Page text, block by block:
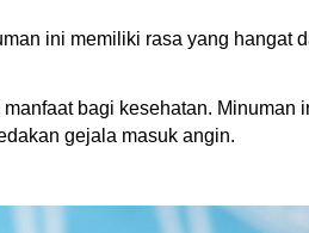
ini memiliki rasa yang hangat
bagi kesehatan.
gejala masuk angin.